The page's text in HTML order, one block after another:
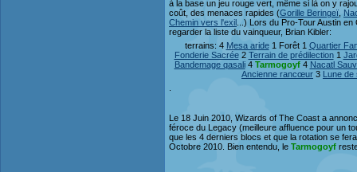
à la base un jeu rouge vert, même si là on y
coût, des menaces rapides (Gorille Beringeï
Chemin vers l'exil ...) Lors du Pro-Tour Austin
regarder la liste du vainqueur, Brian Kibler:
terrains: 4 Mesa aride1 Forêt 1 Quartier
Fonderie Sacrée2 Terrain de prédilection1
Bandemage qasali4 Tarmogoyf4 Nacatl
Ancienne rancœur 3 Lune de
Le 18 Juin 2010, Wizards of The Coast a
féroce du Legacy (meilleure affluence pour un
que les 4 derniers blocs et que la rotation se
Octobre 2010. Bien entendu, le Tarmogoyf